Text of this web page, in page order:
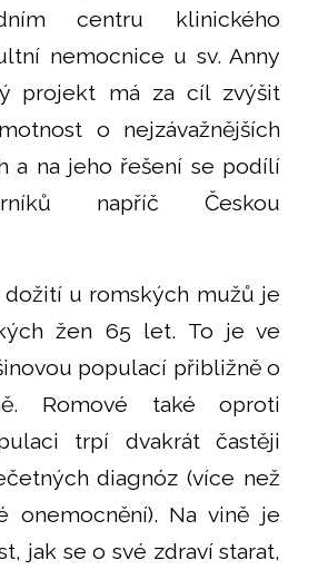
centru klinického
nemocnice u sv. Anny
projekt má za cíl zvýšit
o nejzávažnějších
a na jeho řešení se podílí
napříč Českou
dožití u romských mužů je
žen 65 let. To je ve
populací přibližně o
Romové také oproti
trpí dvakrát častěji
diagnóz (více než
onemocnění). Na vině je
jak se o své zdraví starat,